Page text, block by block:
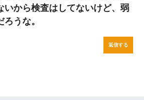
いから検査はしてないけど、弱
うな。
返信する